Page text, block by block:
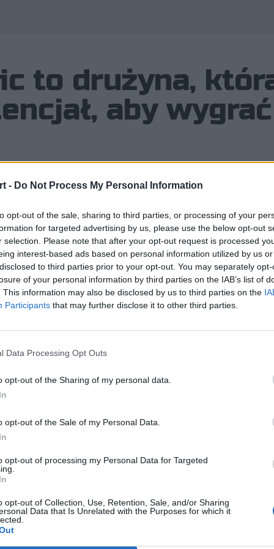
- Do Not Process My Personal Information
opt-out of the sale, sharing to third parties, or processing of your
for targeted advertising by us, please use the below opt-out
selection. Please note that after your opt-out request is processed
interest-based ads based on personal information utilized by us
to third parties prior to your opt-out. You may separately
of your personal information by third parties on the IAB’s list of
This information may also be disclosed by us to third parties on the
Participants that may further disclose it to other third parties.
Data Processing Opt Outs
opt-out of the Sharing of my personal data.
opt-out of the Sale of my Personal Data.
opt-out of processing my Personal Data for Targeted
opt-out of Collection, Use, Retention, Sale, and/or Sharing
Data that Is Unrelated with the Purposes for which it
to drużyna,
aby
ostatnie doniesienia i
nowego dżunglera. Polak
i zaprezentowało Oskara "Selfmade'a" Boderka
Pedersena, który od przyszłego roku będzie
renomowanej drużyny, jaką bez wątpienia jest Fnatic.
mogę współpracować z tak ogromną organizacją.
Worlds –
Zawsze poszukuję
któremu będę świetnie pasował we Fnatic, tym
–
–
Jestem niezwykle dumny będąc częścią tej
obiecuję, że dam z siebie wszystko, aby pomóc Fnatic
dziękuję za okazane wsparcie we wszystkich
opublikowanym przez pomarańczowo-czarnych. –
będę miał w życiu
Wybrałem
Worlds– dodał. Całe wideo z udziałem nowego